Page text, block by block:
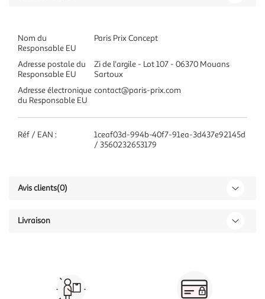
Nom du
Responsable EU
Paris Prix Concept
Adresse postale du
Responsable EU
Zi de l'argile - Lot 107 - 06370 Mouans
Sartoux
Adresse électronique
du Responsable EU
contact@paris-prix.com
Réf / EAN :
1ceaf03d-994b-40f7-91ea-3d437e92145d
/ 3560232653179
Avis clients(0)
Livraison